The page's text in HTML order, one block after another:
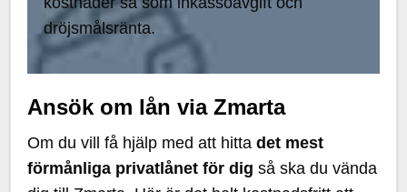
dröjsmålsränta.
Ansök om lån via Zmarta
Om du vill få hjälp med att hittadet mest
förmånliga privatlånet för dig så ska du vända